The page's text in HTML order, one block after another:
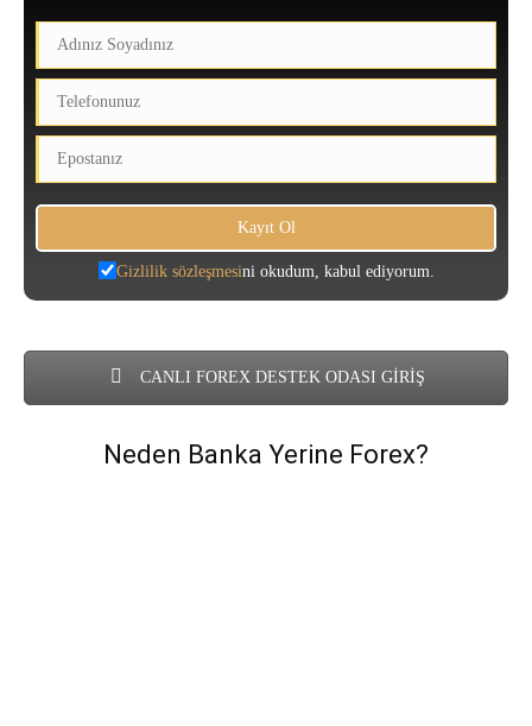
Gizlilik sözleşmesini okudum, kabul ediyorum.
CANLI FOREX DESTEK ODASI GİRİŞ
Neden Banka Yerine Forex?